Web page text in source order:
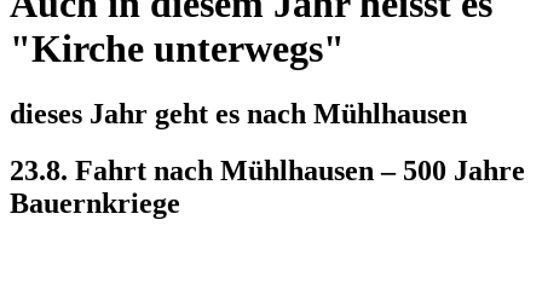
"Kirche unterwegs"
dieses Jahr geht es nach Mühlhausen
23.8. Fahrt nach Mühlhausen – 500 Jahre
Bauernkriege